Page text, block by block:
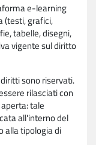
e-learning
(testi, grafici,
tabelle, disegni,
vigente sul diritto
sono riservati.
rilasciati con
tale
all'interno del
alla tipologia di